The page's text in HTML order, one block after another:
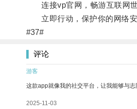
连接vp官网，畅游互联网世
立即行动，保护你的网络安
#37#
评论
游客
这款app就像我的社交平台，让我能够与志
2025-11-03